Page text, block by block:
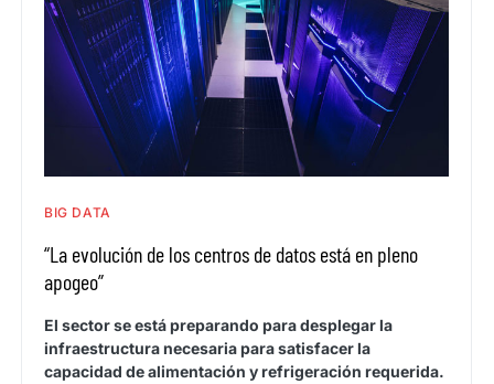
BIG DATA
“La evolución de los centros de datos está en pleno
apogeo”
El sector se está preparando para desplegar la
infraestructura necesaria para satisfacer la
capacidad de alimentación y refrigeración requerida.